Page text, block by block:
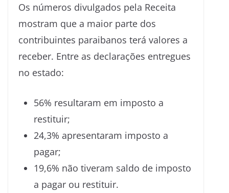
Os números divulgados pela Receita
mostram que a maior parte dos
contribuintes paraibanos terá valores a
receber. Entre as declarações entregues
no estado:
56% resultaram em imposto a
restituir;
24,3% apresentaram imposto a
pagar;
19,6% não tiveram saldo de imposto
a pagar ou restituir.